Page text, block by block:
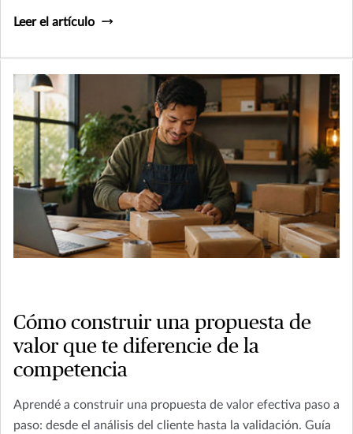
Leer el artículo
Cómo construir una propuesta de
valor que te diferencie de la
competencia
Aprendé a construir una propuesta de valor efectiva paso a
paso: desde el análisis del cliente hasta la validación. Guía